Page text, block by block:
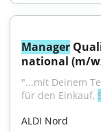
Manager
national (m/
"...mit Deinem
für den Einkauf,
ALDI Nord